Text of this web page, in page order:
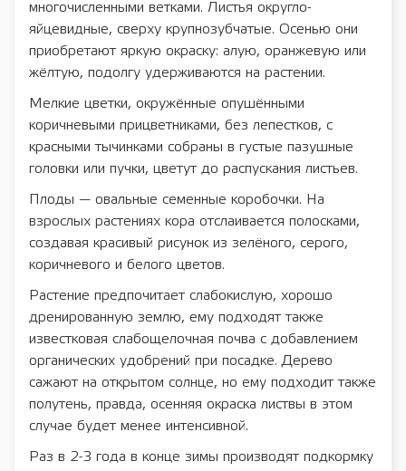
многочисленными ветками. Листья округло-
яйцевидные, сверху крупнозубчатые. Осенью они
приобретают яркую окраску: алую, оранжевую или
жёлтую, подолгу удерживаются на растении.
Мелкие цветки, окружённые опушёнными
коричневыми прицветниками, без лепестков, с
красными тычинками собраны в густые пазушные
головки или пучки, цветут до распускания листьев.
Плоды — овальные семенные коробочки. На
взрослых растениях кора отслаивается полосками,
создавая красивый рисунок из зелёного, серого,
коричневого и белого цветов.
Растение предпочитает слабокислую, хорошо
дренированную землю, ему подходят также
известковая слабощелочная почва с добавлением
органических удобрений при посадке. Дерево
сажают на открытом солнце, но ему подходит также
полутень, правда, осенняя окраска листвы в этом
случае будет менее интенсивной.
Раз в 2-3 года в конце зимы производят подкормку